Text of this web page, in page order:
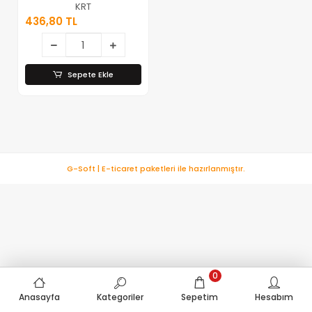
Saplı ) ( Metal
Asma Halkalı
KRT
436,80 TL
Sepete Ekle
Anasayfa Kategoriler Sepetim
0
Hesabım
G-Soft | E-ticaret paketleri ile hazırlanmıştır.